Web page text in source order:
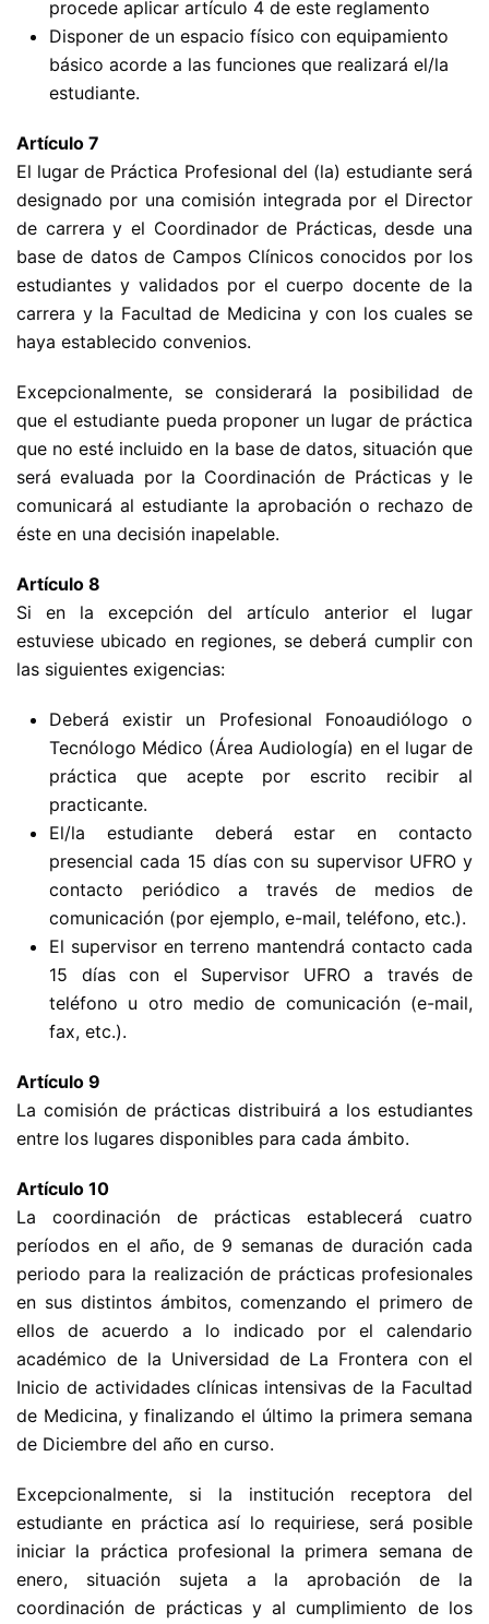
procede aplicar artículo 4 de este reglamento
Disponer de un espacio físico con equipamiento
básico acorde a las funciones que realizará el/la
estudiante.
Artículo 7
El lugar de Práctica Profesional del (la) estudiante será
designado por una comisión integrada por el Director
de carrera y el Coordinador de Prácticas, desde una
base de datos de Campos Clínicos conocidos por los
estudiantes y validados por el cuerpo docente de la
carrera y la Facultad de Medicina y con los cuales se
haya establecido convenios.
Excepcionalmente, se considerará la posibilidad de
que el estudiante pueda proponer un lugar de práctica
que no esté incluido en la base de datos, situación que
será evaluada por la Coordinación de Prácticas y le
comunicará al estudiante la aprobación o rechazo de
éste en una decisión inapelable.
Artículo 8
Si en la excepción del artículo anterior el lugar
estuviese ubicado en regiones, se deberá cumplir con
las siguientes exigencias:
Deberá existir un Profesional Fonoaudiólogo o
Tecnólogo Médico (Área Audiología) en el lugar de
práctica que acepte por escrito recibir al
practicante.
El/la estudiante deberá estar en contacto
presencial cada 15 días con su supervisor UFRO y
contacto periódico a través de medios de
comunicación (por ejemplo, e-mail, teléfono, etc.).
El supervisor en terreno mantendrá contacto cada
15 días con el Supervisor UFRO a través de
teléfono u otro medio de comunicación (e-mail,
fax, etc.).
Artículo 9
La comisión de prácticas distribuirá a los estudiantes
entre los lugares disponibles para cada ámbito.
Artículo 10
La coordinación de prácticas establecerá cuatro
períodos en el año, de 9 semanas de duración cada
periodo para la realización de prácticas profesionales
en sus distintos ámbitos, comenzando el primero de
ellos de acuerdo a lo indicado por el calendario
académico de la Universidad de La Frontera con el
Inicio de actividades clínicas intensivas de la Facultad
de Medicina, y finalizando el último la primera semana
de Diciembre del año en curso.
Excepcionalmente, si la institución receptora del
estudiante en práctica así lo requiriese, será posible
iniciar la práctica profesional la primera semana de
enero, situación sujeta a la aprobación de la
coordinación de prácticas y al cumplimiento de los